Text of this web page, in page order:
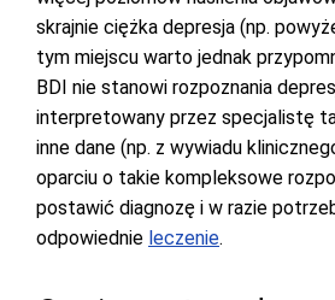
skrajnie ciężka depresja (np.
tym miejscu warto jednak
BDI nie stanowi rozpoznania
interpretowany przez specjalistę
inne dane (np. z wywiadu
oparciu o takie kompleksowe
postawić diagnozę i w razie
odpowiednie leczenie.